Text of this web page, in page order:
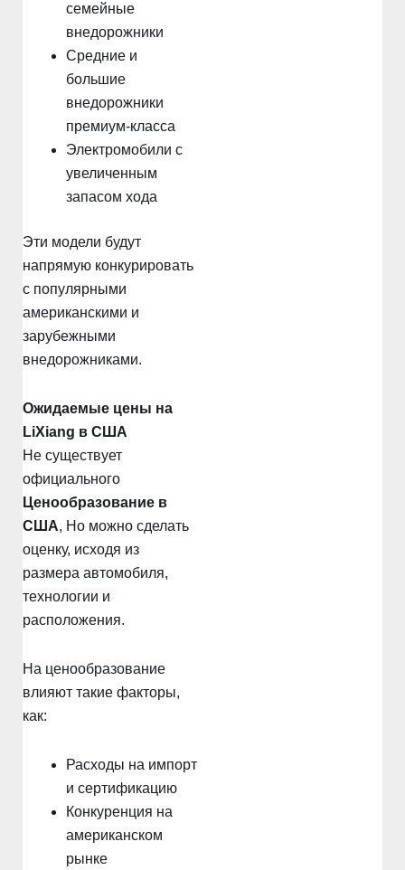
семейные
внедорожники
Средние и
большие
внедорожники
премиум-класса
Электромобили с
увеличенным
запасом хода
Эти модели будут
напрямую конкурировать
с популярными
американскими и
зарубежными
внедорожниками.
Ожидаемые цены на
LiXiang в США
Не существует
официального
Ценообразование в
США, Но можно сделать
оценку, исходя из
размера автомобиля,
технологии и
расположения.
На ценообразование
влияют такие факторы,
как:
Расходы на импорт
и сертификацию
Конкуренция на
американском
рынке